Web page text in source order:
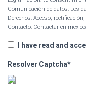
Comunicación de datos: Los
Derechos: Acceso,
Contacto: Contactar en
I have read and
Resolver Captcha*